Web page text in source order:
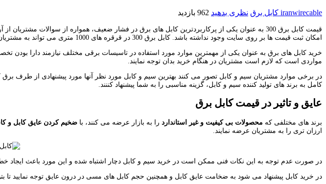
iranwirecable کابل برق نظری بدهید 962 بازدید
قیمت کابل برق 300 به عنوان یکی از پرکاربردترین کابل های برق در فشار ضعیف، همواره از
امکان ثبت قیمت ها بر روی سایت وجود نداشته باشد. کابل برق 300 در قرقره های 1000 متری می تواند به مشتریان ارائه شود. با ما همراه باشید تا اطلاعات دقیقی در خصوص خرید بهترین کابل 300 را به شما ارائه نماییم.
خرید کابل های برق به عنوان یکی از مهمترین موارد مورد استفاده در تاسیسات برقی مختلف نیازمند دارا بودن
مواردی است که لازم است مشتریان در هنگام خرید بدان توجه نمایند.
در برخی موارد مشتریان سیم و کابل تصور می کنند بهترین سیم و کابل مورد نظر آنها مورد پیشنهادی از طرف
کامل به برند های تولید کننده سیم و کابل، گزینه مناسبی را به شما پیشنهاد کننند.
عایق و تاثیر در قیمت کابل برق
برند های مختلفی که محصولات بی کیفیت و غیر استاندارد را به بازار عرضه می کنند، با ضخیم کردن عایق کابل و
ارزان تری را به مشتریان عرضه نمایند.
در صورت عدم توجه به این نکات فنی ممکن است در خرید سیم و کابل دچار اشتباه شده و این مورد باعث ایجاد
در خرید کابل پیشنهاد می شود به ضخامت عایق کابل و همچنین حجم کابل های مسی در درون عایق توجه نمایید تا